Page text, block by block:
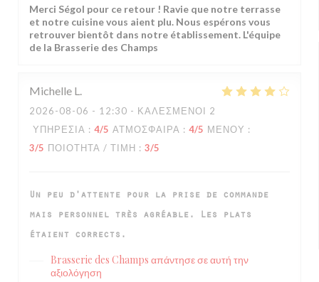
Merci Ségol pour ce retour ! Ravie que notre terrasse
et notre cuisine vous aient plu. Nous espérons vous
retrouver bientôt dans notre établissement. L'équipe
de la Brasserie des Champs
Michelle L
2026-08-06 - 12:30 - ΚΑΛΕΣΜΈΝΟΙ 2
ΥΠΗΡΕΣΊΑ : 4/5 ΑΤΜΌΣΦΑΙΡΑ : 4/5 ΜΕΝΟΎ :
3/5 ΠΟΙΌΤΗΤΑ / ΤΙΜΉ : 3/5
Un peu d'attente pour la prise de commande
mais personnel très agréable. Les plats
étaient corrects.
Brasserie des Champs απάντησε σε αυτή την
αξιολόγηση